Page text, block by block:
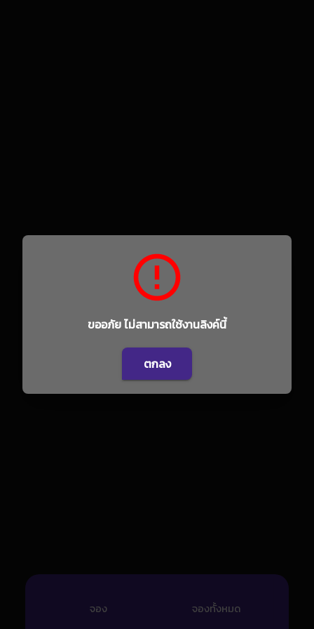
จอง จองทั้งหมด
ขออภัย ไม่สามารถใช้งานลิงค์นี้
ตกลง